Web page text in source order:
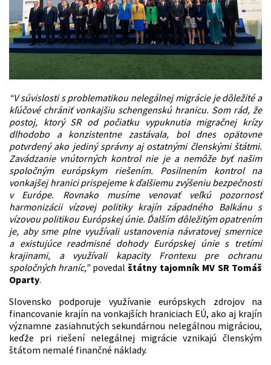
“V súvislosti s problematikou nelegálnej migrácie je dôležité a
kľúčové chrániť vonkajšiu schengenskú hranicu. Som rád, že
postoj, ktorý SR od počiatku vypuknutia migračnej krízy
dlhodobo a konzistentne zastávala, bol dnes opätovne
potvrdený ako jediný správny aj ostatnými členskými štátmi.
Zavádzanie vnútorných kontrol nie je a nemôže byť našim
spoločným európskym riešením. Posilnením kontrol na
vonkajšej hranici prispejeme k ďalšiemu zvýšeniu bezpečnosti
v Európe. Rovnako musíme venovať veľkú pozornosť
harmonizácii vízovej politiky krajín západného Balkánu s
vízovou politikou Európskej únie. Ďalším dôležitým opatrením
je, aby sme plne využívali ustanovenia návratovej smernice
a existujúce readmisné dohody Európskej únie s tretími
krajinami, a využívali kapacity Frontexu pre ochranu
spoločných hraníc,” povedalštátny tajomník MV SR Tomáš
Oparty.
Slovensko podporuje využívanie európskych zdrojov na
financovanie krajín na vonkajších hraniciach EÚ, ako aj krajín
významne zasiahnutých sekundárnou nelegálnou migráciou,
keďže pri riešení nelegálnej migrácie vznikajú členským
štátom nemalé finančné náklady.